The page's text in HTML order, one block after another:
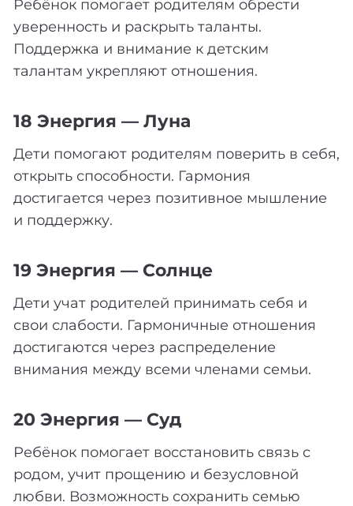
Ребёнок помогает родителям обрести
уверенность и раскрыть таланты.
Поддержка и внимание к детским
талантам укрепляют отношения.
18 Энергия — Луна
Дети помогают родителям поверить в себя,
открыть способности. Гармония
достигается через позитивное мышление
и поддержку.
19 Энергия — Солнце
Дети учат родителей принимать себя и
свои слабости. Гармоничные отношения
достигаются через распределение
внимания между всеми членами семьи.
20 Энергия — Суд
Ребёнок помогает восстановить связь с
родом, учит прощению и безусловной
любви. Возможность сохранить семью